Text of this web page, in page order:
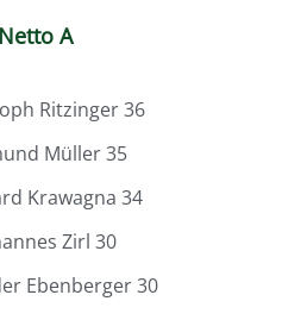
Netto A
Ritzinger 36
Müller 35
Krawagna 34
Zirl 30
Ebenberger 30